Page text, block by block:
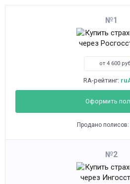
1
от 4 600 руб.
RA-рейтинг:
Оформить
Продано полисов:
2